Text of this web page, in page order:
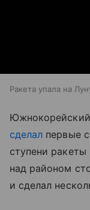
Ракета упала на
Южнокорейский
сделал первые
ступени ракеты
над районом
и сделал